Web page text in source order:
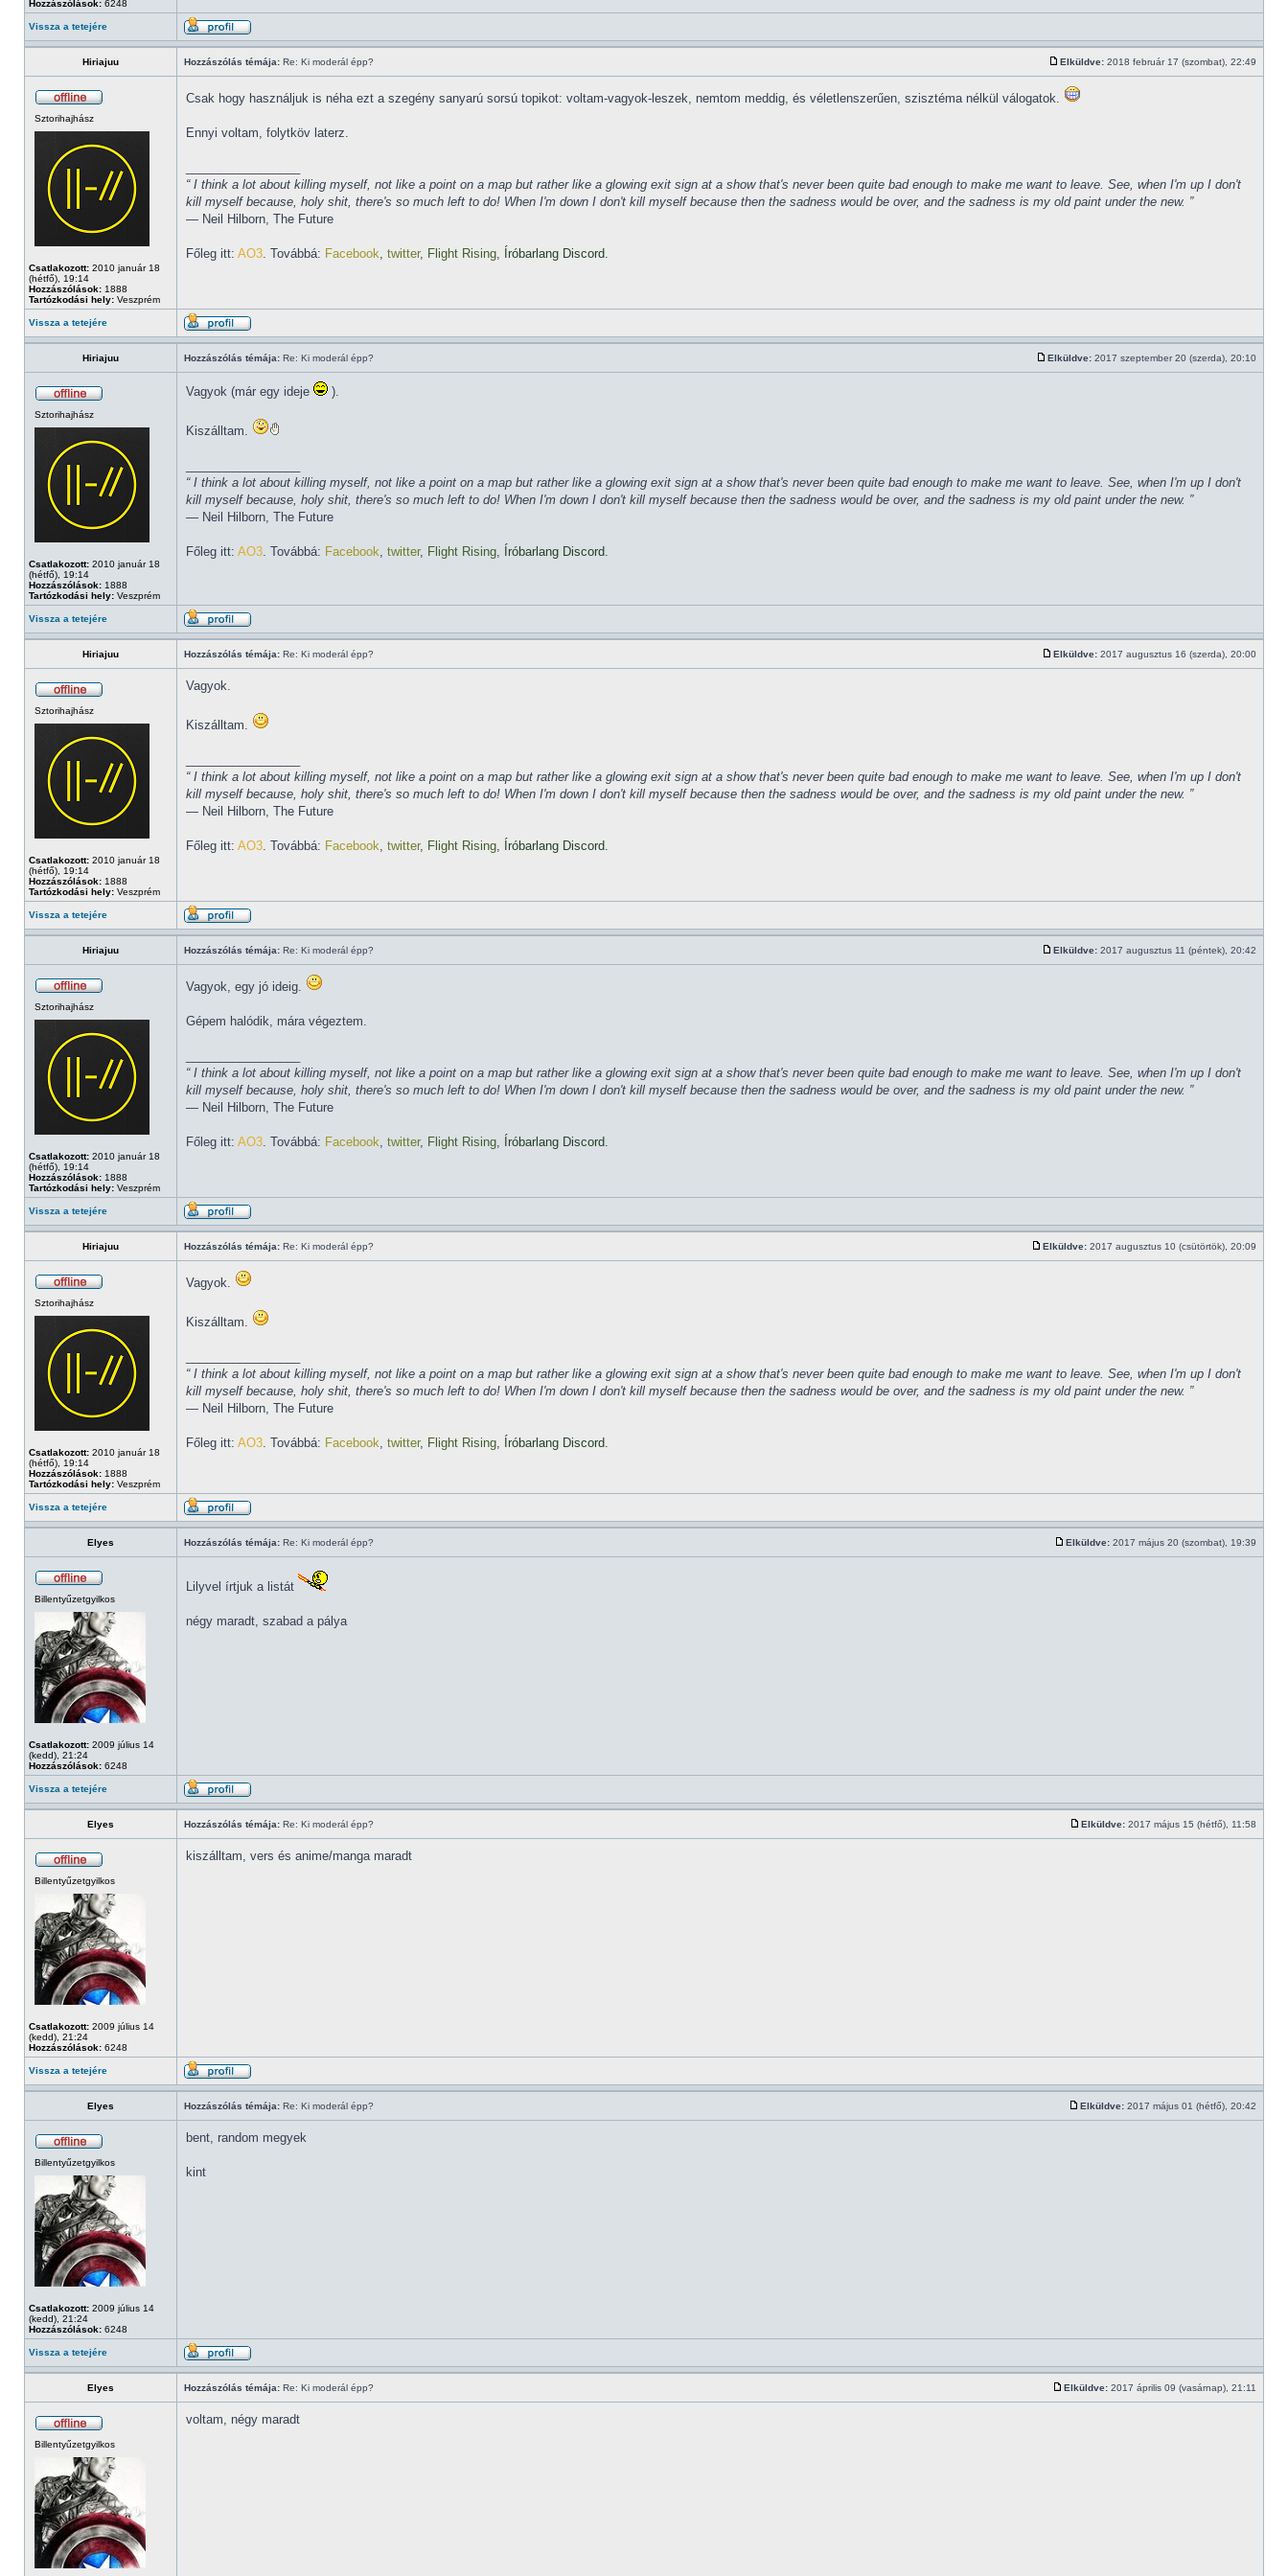
Hozzászólások: 6248
Vissza a tetejére
Hiriajuu Hozzászólás témája: Re: Ki moderál épp? Elküldve: 2018 február 17 (szombat), 22:49
Sztorihajhász
Csatlakozott: 2010 január 18
(hétfő), 19:14
Hozzászólások: 1888
Tartózkodási hely: Veszprém
Csak hogy használjuk is néha ezt a szegény sanyarú sorsú topikot: voltam-vagyok-leszek, nemtom meddig, és véletlenszerűen, szisztéma nélkül válogatok.
Ennyi voltam, folytköv laterz.
“ I think a lot about killing myself, not like a point on a map but rather like a glowing exit sign at a show that's never been quite bad enough to make me want to leave. See, when I'm up I don't
kill myself because, holy shit, there's so much left to do! When I'm down I don't kill myself because then the sadness would be over, and the sadness is my old paint under the new. ”
― Neil Hilborn, The Future
Főleg itt: AO3. Továbbá: Facebook, twitter, Flight Rising, Íróbarlang Discord.
Vissza a tetejére
Hiriajuu Hozzászólás témája: Re: Ki moderál épp? Elküldve: 2017 szeptember 20 (szerda), 20:10
Sztorihajhász
Csatlakozott: 2010 január 18
(hétfő), 19:14
Hozzászólások: 1888
Tartózkodási hely: Veszprém
Vagyok (már egy ideje ).
Kiszálltam.
“ I think a lot about killing myself, not like a point on a map but rather like a glowing exit sign at a show that's never been quite bad enough to make me want to leave. See, when I'm up I don't
kill myself because, holy shit, there's so much left to do! When I'm down I don't kill myself because then the sadness would be over, and the sadness is my old paint under the new. ”
― Neil Hilborn, The Future
Főleg itt: AO3. Továbbá: Facebook, twitter, Flight Rising, Íróbarlang Discord.
Vissza a tetejére
Hiriajuu Hozzászólás témája: Re: Ki moderál épp? Elküldve: 2017 augusztus 16 (szerda), 20:00
Sztorihajhász
Csatlakozott: 2010 január 18
(hétfő), 19:14
Hozzászólások: 1888
Tartózkodási hely: Veszprém
Vagyok.
Kiszálltam.
“ I think a lot about killing myself, not like a point on a map but rather like a glowing exit sign at a show that's never been quite bad enough to make me want to leave. See, when I'm up I don't
kill myself because, holy shit, there's so much left to do! When I'm down I don't kill myself because then the sadness would be over, and the sadness is my old paint under the new. ”
― Neil Hilborn, The Future
Főleg itt: AO3. Továbbá: Facebook, twitter, Flight Rising, Íróbarlang Discord.
Vissza a tetejére
Hiriajuu Hozzászólás témája: Re: Ki moderál épp? Elküldve: 2017 augusztus 11 (péntek), 20:42
Sztorihajhász
Csatlakozott: 2010 január 18
(hétfő), 19:14
Hozzászólások: 1888
Tartózkodási hely: Veszprém
Vagyok, egy jó ideig.
Gépem halódik, mára végeztem.
“ I think a lot about killing myself, not like a point on a map but rather like a glowing exit sign at a show that's never been quite bad enough to make me want to leave. See, when I'm up I don't
kill myself because, holy shit, there's so much left to do! When I'm down I don't kill myself because then the sadness would be over, and the sadness is my old paint under the new. ”
― Neil Hilborn, The Future
Főleg itt: AO3. Továbbá: Facebook, twitter, Flight Rising, Íróbarlang Discord.
Vissza a tetejére
Hiriajuu Hozzászólás témája: Re: Ki moderál épp? Elküldve: 2017 augusztus 10 (csütörtök), 20:09
Sztorihajhász
Csatlakozott: 2010 január 18
(hétfő), 19:14
Hozzászólások: 1888
Tartózkodási hely: Veszprém
Vagyok.
Kiszálltam.
“ I think a lot about killing myself, not like a point on a map but rather like a glowing exit sign at a show that's never been quite bad enough to make me want to leave. See, when I'm up I don't
kill myself because, holy shit, there's so much left to do! When I'm down I don't kill myself because then the sadness would be over, and the sadness is my old paint under the new. ”
― Neil Hilborn, The Future
Főleg itt: AO3. Továbbá: Facebook, twitter, Flight Rising, Íróbarlang Discord.
Vissza a tetejére
Elyes Hozzászólás témája: Re: Ki moderál épp? Elküldve: 2017 május 20 (szombat), 19:39
Billentyűzetgyilkos
Csatlakozott: 2009 július 14
(kedd), 21:24
Hozzászólások: 6248
Lilyvel írtjuk a listát
négy maradt, szabad a pálya
Vissza a tetejére
Elyes Hozzászólás témája: Re: Ki moderál épp? Elküldve: 2017 május 15 (hétfő), 11:58
Billentyűzetgyilkos
Csatlakozott: 2009 július 14
(kedd), 21:24
Hozzászólások: 6248
kiszálltam, vers és anime/manga maradt
Vissza a tetejére
Elyes Hozzászólás témája: Re: Ki moderál épp? Elküldve: 2017 május 01 (hétfő), 20:42
Billentyűzetgyilkos
Csatlakozott: 2009 július 14
(kedd), 21:24
Hozzászólások: 6248
bent, random megyek
kint
Vissza a tetejére
Elyes Hozzászólás témája: Re: Ki moderál épp? Elküldve: 2017 április 09 (vasárnap), 21:11
Billentyűzetgyilkos
voltam, négy maradt